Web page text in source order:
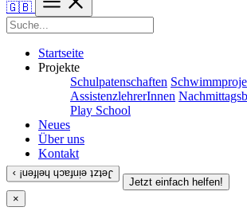
🇬🇧
Startseite
Projekte
Schulpatenschaften
AssistenzlehrerInnen
Play School
Neues
Über uns
Kontakt
Jetzt einfach helfen! ›
Jetzt einfach helfen!
×